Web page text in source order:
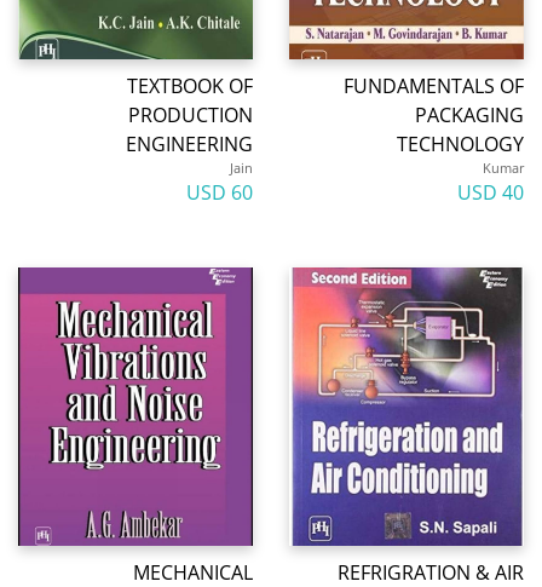
FUNDAMENTALS
TEXTBOOK OF
PRODUCTION
ENGINEERING
REFRIGRATION &
MECHANICAL